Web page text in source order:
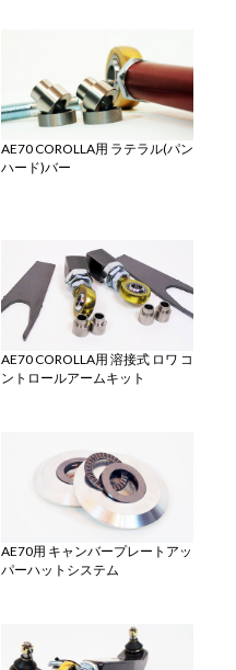
AE70 COROLLA用 ラテラル(パン
ハード)バー
AE70 COROLLA用 溶接式 ロワ コ
ントロールアームキット
AE70用 キャンバープレートアッ
パーハットシステム